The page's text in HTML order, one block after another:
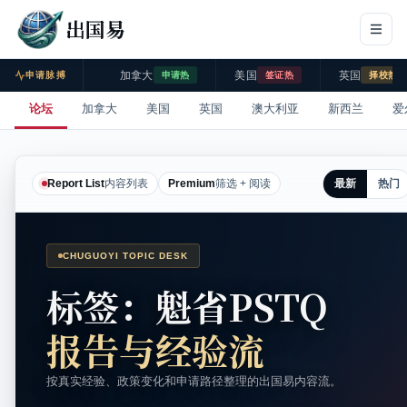
出国易
申请脉搏 加拿大 申请热 美国 签证热 英国 择校热
论坛 加拿大 美国 英国 澳大利亚 新西兰 爱
Report List内容列表 Premium筛选 + 阅读 最新 热门
CHUGUOYI TOPIC DESK
标签：魁省PSTQ
报告与经验流
按真实经验、政策变化和申请路径整理的出国易内容流。